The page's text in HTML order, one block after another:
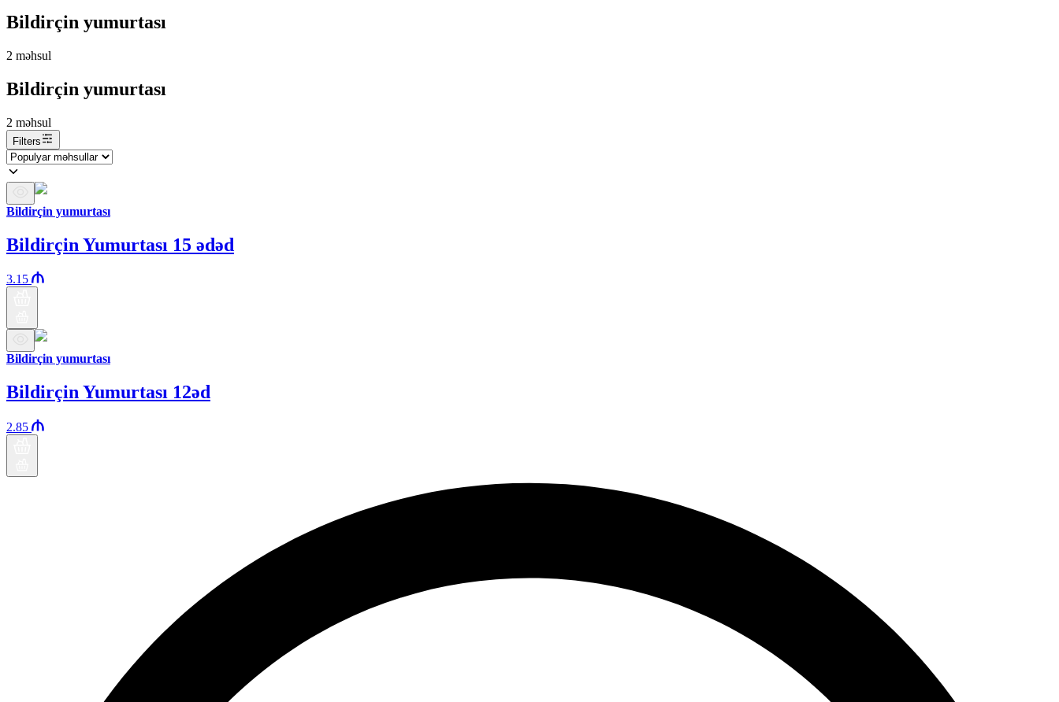
Bildirçin yumurtası
2 məhsul
Bildirçin yumurtası
2 məhsul
Filters
Bildirçin yumurtası
Bildirçin Yumurtası 15 ədəd
3.15
Bildirçin yumurtası
Bildirçin Yumurtası 12əd
2.85